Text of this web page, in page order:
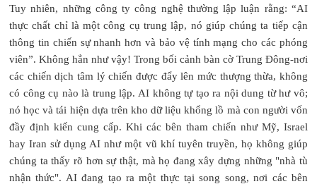
Tuy nhiên, những công ty công nghệ thường lập luận rằng: “AI
thực chất chỉ là một công cụ trung lập, nó giúp chúng ta tiếp cận
thông tin chiến sự nhanh hơn và bảo vệ tính mạng cho các phóng
viên”. Không hẳn như vậy! Trong bối cảnh bàn cờ Trung Đông-nơi
các chiến dịch tâm lý chiến được đẩy lên mức thượng thừa, không
có công cụ nào là trung lập. AI không tự tạo ra nội dung từ hư vô;
nó học và tái hiện dựa trên kho dữ liệu khổng lồ mà con người vốn
đầy định kiến cung cấp. Khi các bên tham chiến như Mỹ, Israel
hay Iran sử dụng AI như một vũ khí tuyên truyền, họ không giúp
chúng ta thấy rõ hơn sự thật, mà họ đang xây dựng những "nhà tù
nhận thức". AI đang tạo ra một thực tại song song, nơi các bên